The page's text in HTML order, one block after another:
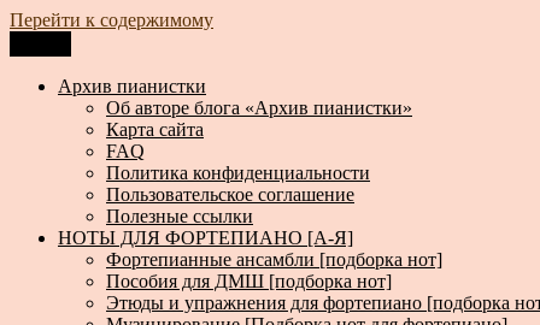
Перейти к содержимому
Архив пианистки
Всё для пианистов: ноты, книги, музыка, статьи…
Архив пианистки
Об авторе блога «Архив пианистки»
Карта сайта
FAQ
Политика конфиденциальности
Пользовательское соглашение
Полезные ссылки
НОТЫ ДЛЯ ФОРТЕПИАНО [А-Я]
Фортепианные ансамбли [подборка нот]
Пособия для ДМШ [подборка нот]
Этюды и упражнения для фортепиано [подборка